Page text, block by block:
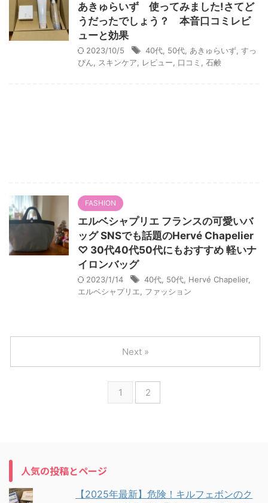
あきゅらいず 使ってみました!さてど
うだったでしょう？ 本音口コミレビ
ューと効果
2023/10/5 40代 50代 あきゅらいず すっ
ぴん
スキンケア レビュー 口コミ 石鹸
FASHION
エルベシャプリエ フランスの可愛いバ
ッグ SNSでも話題のHervé Chapelier
♡ 30代40代50代にもおすすめ 軽いナ
イロンバッグ
2023/1/14 40代 50代 Hervé Chapelier,
エルベシャプリエ
ファッション
1 2
Next »
人気の投稿とページ
【2025年最新】危険！キルフェボンのク